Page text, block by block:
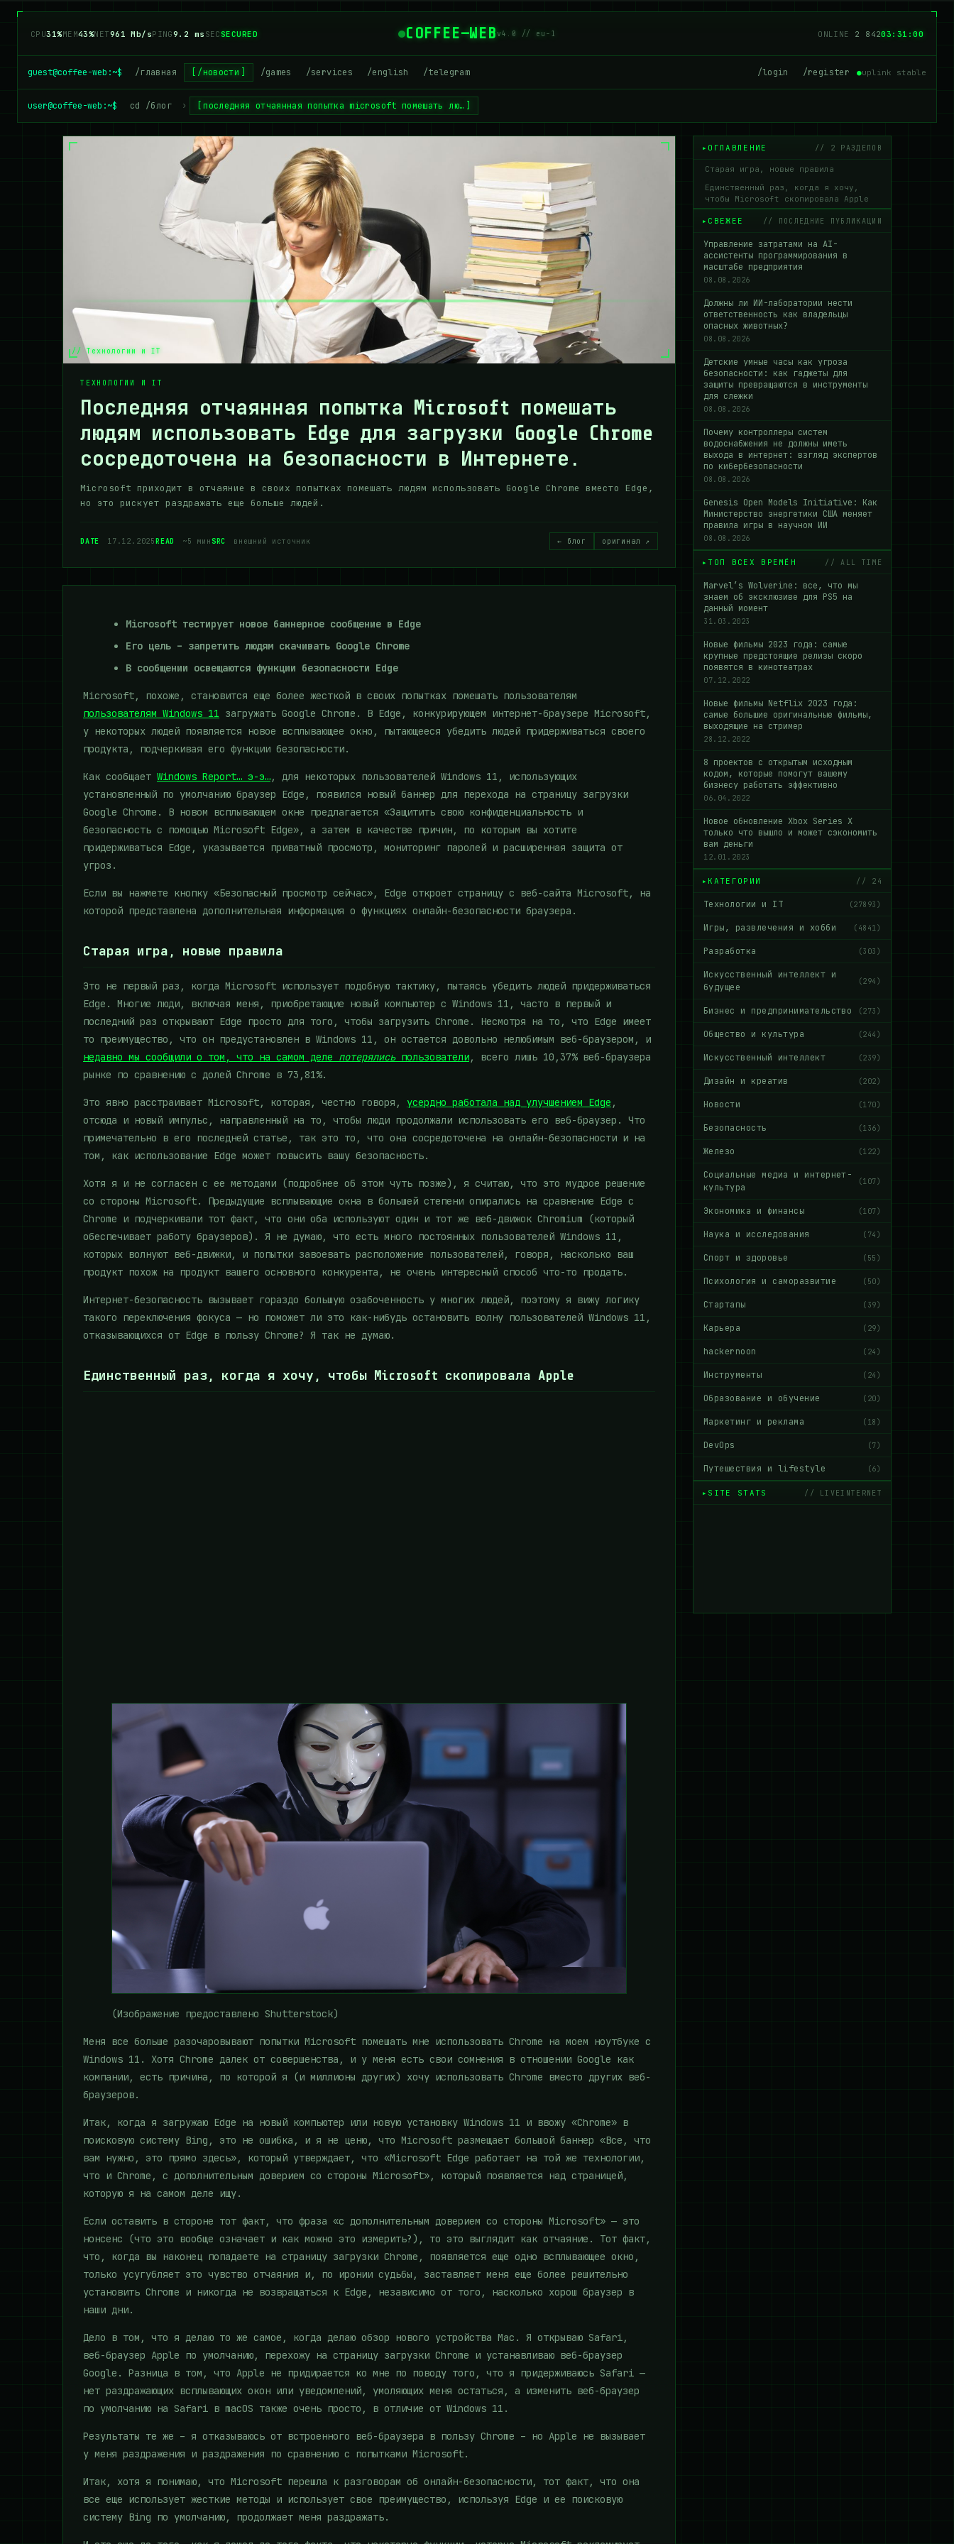
CPU31%MEM41%NET984 Mb/sPING9.2 ms SECSECURED COFFEE—WEBv4.0 // eu-1 ONLINE 2 83603:31:02
guest@coffee-web:~$ /главная /новости /games /services /english /telegram /login /register ●uplink stable
user@coffee-web:~$ cd /блог › последняя отчаянная попытка microsoft помешать лю…
// Технологии и IT
ТЕХНОЛОГИИ И IT
Последняя отчаянная попытка Microsoft помешать
людям использовать Edge для загрузки Google Chrome
сосредоточена на безопасности в Интернете.
Microsoft приходит в отчаяние в своих попытках помешать людям использовать Google Chrome вместо Edge,
но это рискует раздражать еще больше людей.
DATE 17.12.2025READ ~5 минSRC внешний источник ← блог оригинал ↗
Microsoft тестирует новое баннерное сообщение в Edge
Его цель – запретить людям скачивать Google Chrome
В сообщении освещаются функции безопасности Edge
Microsoft, похоже, становится еще более жесткой в ​​своих попытках помешать пользователям
пользователям Windows 11 загружать Google Chrome. В Edge, конкурирующем интернет-браузере Microsoft,
у некоторых людей появляется новое всплывающее окно, пытающееся убедить людей придерживаться своего
продукта, подчеркивая его функции безопасности.
Как сообщает Windows Report… э-э…, для некоторых пользователей Windows 11, использующих
установленный по умолчанию браузер Edge, появился новый баннер для перехода на страницу загрузки
Google Chrome. В новом всплывающем окне предлагается «Защитить свою конфиденциальность и
безопасность с помощью Microsoft Edge», а затем в качестве причин, по которым вы хотите
придерживаться Edge, указывается приватный просмотр, мониторинг паролей и расширенная защита от
угроз.
Если вы нажмете кнопку «Безопасный просмотр сейчас», Edge откроет страницу с веб-сайта Microsoft, на
которой представлена ​​дополнительная информация о функциях онлайн-безопасности браузера.
Старая игра, новые правила
Это не первый раз, когда Microsoft использует подобную тактику, пытаясь убедить людей придерживаться
Edge. Многие люди, включая меня, приобретающие новый компьютер с Windows 11, часто в первый и
последний раз открывают Edge просто для того, чтобы загрузить Chrome. Несмотря на то, что Edge имеет
то преимущество, что он предустановлен в Windows 11, он остается довольно нелюбимым веб-браузером, и
недавно мы сообщили о том, что на самом деле потерялисьпользователи, всего лишь 10,37% веб-браузера
рынке по сравнению с долей Chrome в 73,81%.
Это явно расстраивает Microsoft, которая, честно говоря, усердно работала над улучшением Edge ,
отсюда и новый импульс, направленный на то, чтобы люди продолжали использовать его веб-браузер. Что
примечательно в его последней статье, так это то, что она сосредоточена на онлайн-безопасности и на
том, как использование Edge может повысить вашу безопасность.
Хотя я и не согласен с ее методами (подробнее об этом чуть позже), я считаю, что это мудрое решение
со стороны Microsoft. Предыдущие всплывающие окна в большей степени опирались на сравнение Edge с
Chrome и подчеркивали тот факт, что они оба используют один и тот же веб-движок Chromium (который
обеспечивает работу браузеров). Я не думаю, что есть много постоянных пользователей Windows 11,
которых волнуют веб-движки, и попытки завоевать расположение пользователей, говоря, насколько ваш
продукт похож на продукт вашего основного конкурента, не очень интересный способ что-то продать.
Интернет-безопасность вызывает гораздо большую озабоченность у многих людей, поэтому я вижу логику
такого переключения фокуса — но поможет ли это как-нибудь остановить волну пользователей Windows 11,
отказывающихся от Edge в пользу Chrome? Я так не думаю.
Единственный раз, когда я хочу, чтобы Microsoft скопировала Apple
(Изображение предоставлено Shutterstock)
Меня все больше разочаровывают попытки Microsoft помешать мне использовать Chrome на моем ноутбуке с
Windows 11. Хотя Chrome далек от совершенства, и у меня есть свои сомнения в отношении Google как
компании, есть причина, по которой я (и миллионы других) хочу использовать Chrome вместо других веб-
браузеров.
Итак, когда я загружаю Edge на новый компьютер или новую установку Windows 11 и ввожу «Chrome» в
поисковую систему Bing, это не ошибка, и я не ценю, что Microsoft размещает большой баннер «Все, что
вам нужно, это прямо здесь», который утверждает, что «Microsoft Edge работает на той же технологии,
что и Chrome, с дополнительным доверием со стороны Microsoft», который появляется над страницей,
которую я на самом деле ищу.
Если оставить в стороне тот факт, что фраза «с дополнительным доверием со стороны Microsoft» — это
нонсенс (что это вообще означает и как можно это измерить?), то это выглядит как отчаяние. Тот факт,
что, когда вы наконец попадаете на страницу загрузки Chrome, появляется еще одно всплывающее окно,
только усугубляет это чувство отчаяния и, по иронии судьбы, заставляет меня еще более решительно
установить Chrome и никогда не возвращаться к Edge, независимо от того, насколько хорош браузер в
наши дни.
Дело в том, что я делаю то же самое, когда делаю обзор нового устройства Mac. Я открываю Safari,
веб-браузер Apple по умолчанию, перехожу на страницу загрузки Chrome и устанавливаю веб-браузер
Google. Разница в том, что Apple не придирается ко мне по поводу того, что я придерживаюсь Safari —
нет раздражающих всплывающих окон или уведомлений, умоляющих меня остаться, а изменить веб-браузер
по умолчанию на Safari в macOS также очень просто, в отличие от Windows 11.
Результаты те же – я отказываюсь от встроенного веб-браузера в пользу Chrome – но Apple не вызывает
у меня раздражения и раздражения по сравнению с попытками Microsoft.
Итак, хотя я понимаю, что Microsoft перешла к разговорам об онлайн-безопасности, тот факт, что она
все еще использует жесткие методы и использует свое преимущество, используя Edge и ее поисковую
систему Bing по умолчанию, продолжает меня раздражать.
ОГЛАВЛЕНИЕ // 2 РАЗДЕЛОВ
Старая игра, новые правила
Единственный раз, когда я хочу,
чтобы Microsoft скопировала Apple
СВЕЖЕЕ // ПОСЛЕДНИЕ ПУБЛИКАЦИИ
Управление затратами на AI-
ассистенты программирования в
масштабе предприятия
08.08.2026
Должны ли ИИ-лаборатории нести
ответственность как владельцы
опасных животных?
08.08.2026
Детские умные часы как угроза
безопасности: как гаджеты для
защиты превращаются в инструменты
для слежки
08.08.2026
Почему контроллеры систем
водоснабжения не должны иметь
выхода в интернет: взгляд экспертов
по кибербезопасности
08.08.2026
Genesis Open Models Initiative: Как
Министерство энергетики США меняет
правила игры в научном ИИ
08.08.2026
ТОП ВСЕХ ВРЕМЁН // ALL TIME
Marvel’s Wolverine: все, что мы
знаем об эксклюзиве для PS5 на
данный момент
31.03.2023
Новые фильмы 2023 года: самые
крупные предстоящие релизы скоро
появятся в кинотеатрах
07.12.2022
Новые фильмы Netflix 2023 года:
самые большие оригинальные фильмы,
выходящие на стример
28.12.2022
8 проектов с открытым исходным
кодом, которые помогут вашему
бизнесу работать эффективно
06.04.2022
Новое обновление Xbox Series X
только что вышло и может сэкономить
вам деньги
12.01.2023
КАТЕГОРИИ // 24
Технологии и IT (27893)
Игры, развлечения и хобби (4841)
Разработка (303)
Искусственный интеллект и
будущее
(294)
Бизнес и предпринимательство (273)
Общество и культура (244)
Искусственный интеллект (239)
Дизайн и креатив (202)
Новости (170)
Безопасность (136)
Железо (122)
Социальные медиа и интернет-
культура
(107)
Экономика и финансы (107)
Наука и исследования (74)
Спорт и здоровье (55)
Психология и саморазвитие (50)
Стартапы (39)
Карьера (29)
hackernoon (24)
Инструменты (24)
Образование и обучение (20)
Маркетинг и реклама (18)
DevOps (7)
Путешествия и lifestyle (6)
SITE STATS // LIVEINTERNET